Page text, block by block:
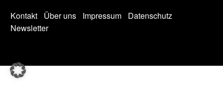
Kontakt Über uns Impressum
Datenschutz
Newsletter